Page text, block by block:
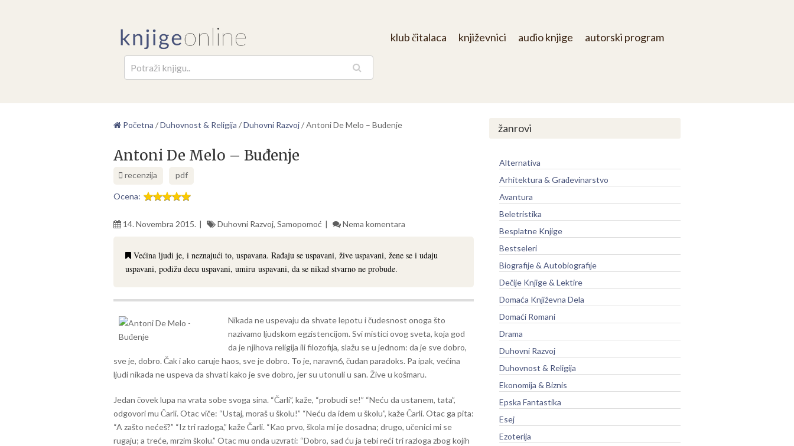
klub čitalaca književnici audio knjige autorski program
Početna /Duhovnost & Religija /Duhovni Razvoj/Antoni De Melo – Buđenje
Antoni De Melo – Buđenje
recenzija pdf
Ocena:
14. Novembra 2015. Duhovni Razvoj, Samopomoć Nema komentara
Većina ljudi je, i neznajući to, uspavana. Rađaju se uspavani, žive uspavani, žene se i udaju
uspavani, podižu decu uspavani, umiru uspavani, da se nikad stvarno ne probude.
Nikada ne uspevaju da shvate lepotu i čudesnost onoga što
nazivamo ljudskom egzistencijom. Svi mistici ovog sveta, koja god
da je njihova religija ili filozofija, slažu se u jednom: da je sve dobro,
sve je, dobro. Čak i ako caruje haos, sve je dobro. To je, naravn6, čudan paradoks. Pa ipak, većina
ljudi nikada ne uspeva da shvati kako je sve dobro, jer su utonuli u san. Žive u košmaru.
Jedan čovek lupa na vrata sobe svoga sina. “Čarli”, kaže, “probudi se!” “Neću da ustanem, tata”,
odgovori mu Čarli. Otac viče: “Ustaj, moraš u školu!” “Neću da idem u školu”, kaže Čarli. Otac ga pita:
“A zašto nećeš?” “Iz tri razloga,” kaže Čarli. “Kao prvo, škola mi je dosadna; drugo, učenici mi se
rugaju; a treće, mrzim školu.” Otac mu onda uzvrati: “Dobro, sad ću ja tebi reći tri razloga zbog kojih
žanrovi
Alternativa
Arhitektura & Građevinarstvo
Avantura
Beletristika
Besplatne Knjige
Bestseleri
Biografije & Autobiografije
Dečije Knjige & Lektire
Domaća Književna Dela
Domaći Romani
Drama
Duhovni Razvoj
Duhovnost & Religija
Ekonomija & Biznis
Epska Fantastika
Esej
Ezoterija